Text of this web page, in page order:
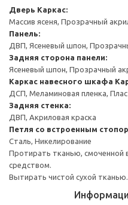
Дверь Каркас:
Массив ясеня, Прозрачный
Панель:
ДВП, Ясеневый шпон,
Задняя сторона панели:
Ясеневый шпон, Прозрачный
Каркас навесного шкафа
ДСП, Меламиновая пленка,
Задняя стенка:
ДВП, Акриловая краска
Петля со встроенным
Сталь, Никелирование
Протирать тканью,
средством.
Вытирать чистой сухой тканью.